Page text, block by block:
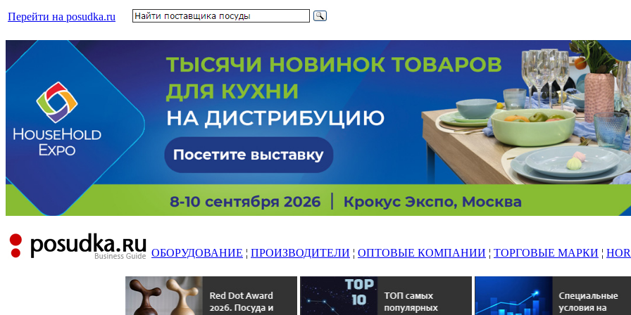
Перейти на posudka.ru
ОБОРУДОВАНИЕ ¦ ПРОИЗВОДИТЕЛИ ¦ ОПТОВЫЕ КОМПАНИИ ¦ ТОРГОВЫЕ МАРКИ ¦